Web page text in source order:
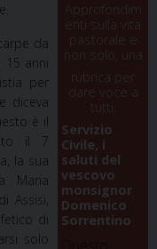
da
15 anni
per
diceva
è il
il 7
la sua
Maria
Assisi,
di
solo
Approfondim
enti sulla vita
pastorale e
non solo, una
rubrica per
dare voce a
tutti.
Servizio
Civile, i
saluti del
vescovo
monsignor
Domenico
Sorrentino